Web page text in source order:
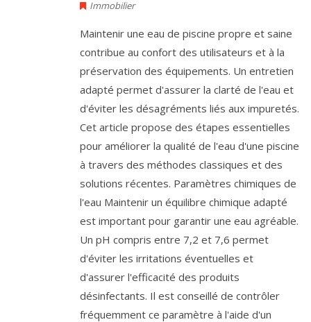
Immobilier
Maintenir une eau de piscine propre et saine
contribue au confort des utilisateurs et à la
préservation des équipements. Un entretien
adapté permet d'assurer la clarté de l'eau et
d'éviter les désagréments liés aux impuretés.
Cet article propose des étapes essentielles
pour améliorer la qualité de l'eau d'une piscine
à travers des méthodes classiques et des
solutions récentes. Paramètres chimiques de
l'eau Maintenir un équilibre chimique adapté
est important pour garantir une eau agréable.
Un pH compris entre 7,2 et 7,6 permet
d'éviter les irritations éventuelles et
d'assurer l'efficacité des produits
désinfectants. Il est conseillé de contrôler
fréquemment ce paramètre à l'aide d'un